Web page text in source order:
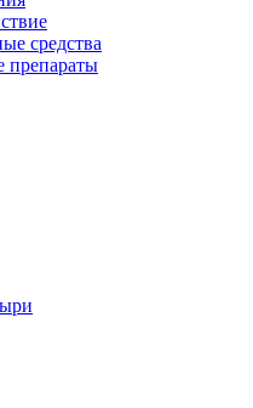
средства
препараты